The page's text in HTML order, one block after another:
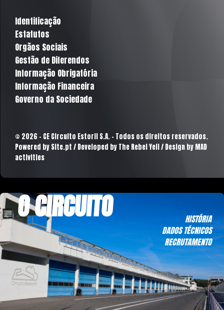
Identificação
Estatutos
Orgãos Sociais
Gestão de Diferendos
Informação Obrigatória
Informação Financeira
Governo da Sociedade
© 2026 - CE Circuito Estoril S.A. - Todos os direitos reservados.
Powered by Site.pt / Developed by The Rebel Yell / Design by MAD
activities
O CIRCUITO
HISTÓRIA
DADOS TÉCNICOS
RECRUTAMENTO